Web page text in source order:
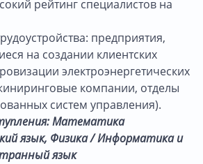
рейтинг специалистов на
предприятия,
на создании клиентских
электроэнергетических
компании, отделы
систем управления).
Математика
язык, Физика / Информатика и
язык